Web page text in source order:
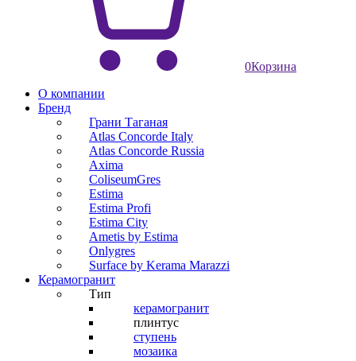
0Корзина
О компании
Бренд
Грани Таганая
Atlas Concorde Italy
Atlas Concorde Russia
Axima
ColiseumGres
Estima
Estima Profi
Estima City
Ametis by Estima
Onlygres
Surface by Kerama Marazzi
Керамогранит
Тип
керамогранит
плинтус
ступень
мозаика